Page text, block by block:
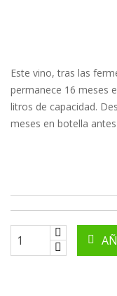
Este vino, tras las
permanece 16 meses
litros de capacidad.
meses en botella